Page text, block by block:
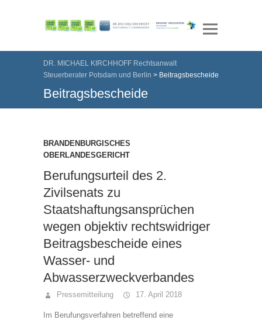
DR. MICHAEL KIRCHHOFF Rechtsanwalt
Steuerberater Potsdam und Berlin > Beitragsbescheide
Beitragsbescheide
BRANDENBURGISCHES
OBERLANDESGERICHT
Berufungsurteil des 2.
Zivilsenats zu
Staatshaftungsansprüchen
wegen objektiv rechtswidriger
Beitragsbescheide eines
Wasser- und
Abwasserzweckverbandes
Pressemitteilung 17. April 2018
Im Berufungsverfahren betreffend eine